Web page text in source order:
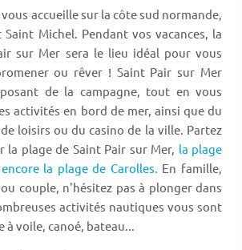
accueille sur la côte sud normande,
Michel. Pendant vos vacances, la
sur Mer sera le lieu idéal pour vous
ou rêver ! Saint Pair sur Mer
de la campagne, tout en vous
activités en bord de mer, ainsi que du
loisirs ou du casino de la ville. Partez
la plage de Saint Pair sur Mer, la plage
la plage de Carolles. En famille,
couple, n'hésitez pas à plonger dans
activités nautiques vous sont
à voile, canoé, bateau...